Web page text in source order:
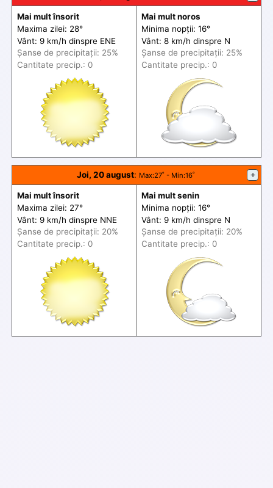
Mai mult însorit
Maxima zilei: 28°
Vânt: 9 km/h dinspre ENE
Șanse de precipitații: 25%
Cantitate precip.: 0
Mai mult noros
Minima nopții: 16°
Vânt: 8 km/h dinspre N
Șanse de precipitații: 25%
Cantitate precip.: 0
Joi, 20 august: Max:27˚ - Min:16˚ +
Mai mult însorit
Maxima zilei: 27°
Vânt: 9 km/h dinspre NNE
Șanse de precipitații: 20%
Cantitate precip.: 0
Mai mult senin
Minima nopții: 16°
Vânt: 9 km/h dinspre N
Șanse de precipitații: 20%
Cantitate precip.: 0